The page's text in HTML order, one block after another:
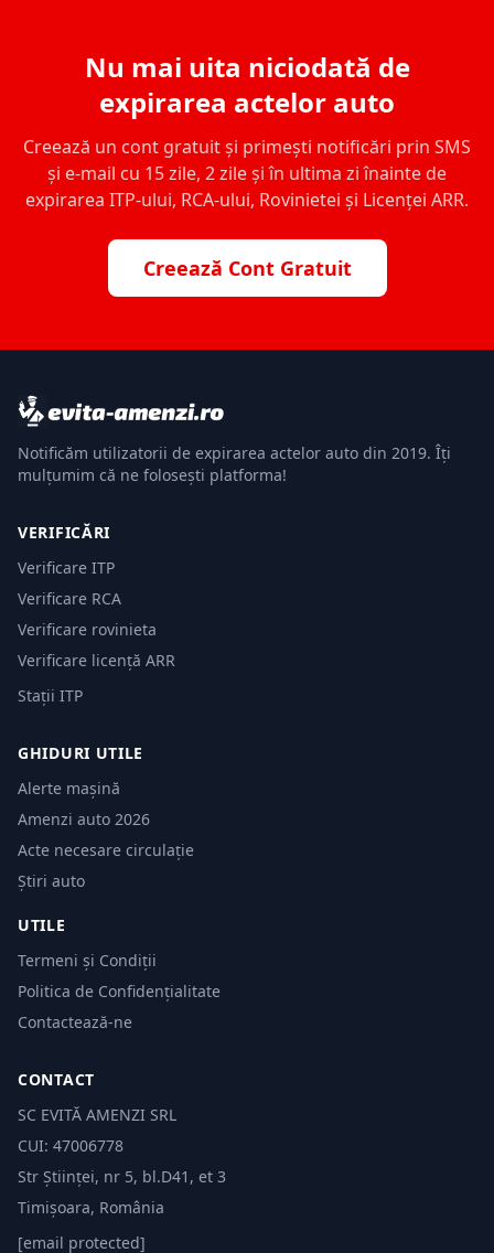
Nu mai uita niciodată de
expirarea actelor auto
Creează un cont gratuit și primești notificări prin SMS
și e-mail cu 15 zile, 2 zile și în ultima zi înainte de
expirarea ITP-ului, RCA-ului, Rovinietei și Licenței ARR.
Creează Cont Gratuit
Notificăm utilizatorii de expirarea actelor auto din 2019. Îți
mulțumim că ne folosești platforma!
VERIFICĂRI
Verificare ITP
Verificare RCA
Verificare rovinieta
Verificare licență ARR
Stații ITP
GHIDURI UTILE
Alerte mașină
Amenzi auto 2026
Acte necesare circulație
Știri auto
UTILE
Termeni și Condiții
Politica de Confidențialitate
Contactează-ne
CONTACT
SC EVITĂ AMENZI SRL
CUI: 47006778
Str Științei, nr 5, bl.D41, et 3
Timișoara, România
[email protected]